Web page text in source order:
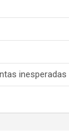
inesperadas